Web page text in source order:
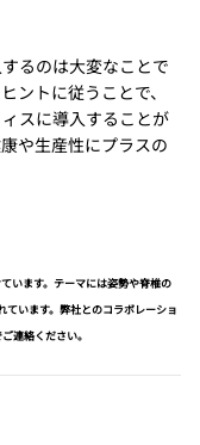
るのは大変なことで
ントに従うことで、
スに導入することが
や生産性にプラスの
います。テーマには姿勢や脊椎の
います。弊社とのコラボレーショ
連絡ください。